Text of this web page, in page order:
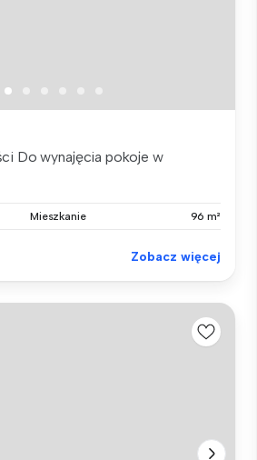
Do wynajęcia pokoje w
Mieszkanie 96 m²
Zobacz więcej